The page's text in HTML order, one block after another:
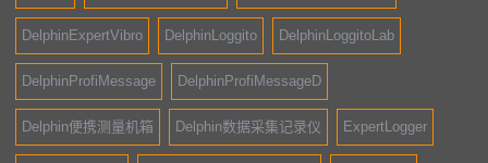
DelphinExpertVibro DelphinLoggito DelphinLoggitoLab
DelphinProfiMessage DelphinProfiMessageD
Delphin便携测量机箱 Delphin数据采集记录仪 ExpertLogger